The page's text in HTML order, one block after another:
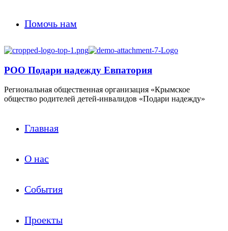
Помочь нам
РОО Подари надежду Евпатория
Региональная общественная организация «Крымское
общество родителей детей-инвалидов «Подари надежду»
Главная
О нас
События
Проекты